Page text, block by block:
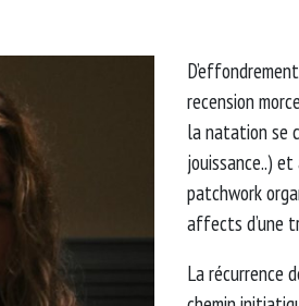
recension
la natation se
jouissance..)
patchwork
affects d’une
La récurrence